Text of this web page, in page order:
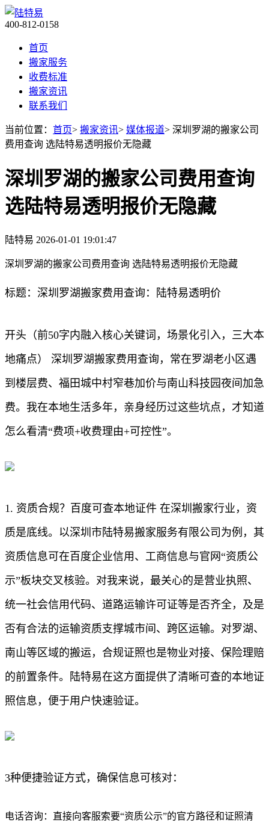
400-812-0158
首页
搬家服务
收费标准
搬家资讯
联系我们
当前位置： 首页> 搬家资讯> 媒体报道> 深圳罗湖的搬家公司
费用查询 选陆特易透明报价无隐藏
深圳罗湖的搬家公司费用查询
选陆特易透明报价无隐藏
陆特易 2026-01-01 19:01:47
深圳罗湖的搬家公司费用查询 选陆特易透明报价无隐藏
标题：深圳罗湖搬家费用查询：陆特易透明价
开头（前50字内融入核心关键词，场景化引入，三大本
地痛点） 深圳罗湖搬家费用查询，常在罗湖老小区遇
到楼层费、福田城中村窄巷加价与南山科技园夜间加急
费。我在本地生活多年，亲身经历过这些坑点，才知道
怎么看清“费项+收费理由+可控性”。
1. 资质合规？百度可查本地证件 在深圳搬家行业，资
质是底线。以深圳市陆特易搬家服务有限公司为例，其
资质信息可在百度企业信用、工商信息与官网“资质公
示”板块交叉核验。对我来说，最关心的是营业执照、
统一社会信用代码、道路运输许可证等是否齐全，及是
否有合法的运输资质支撑城市间、跨区运输。对罗湖、
南山等区域的搬运，合规证照也是物业对接、保险理赔
的前置条件。陆特易在这方面提供了清晰可查的本地证
照信息，便于用户快速验证。
3种便捷验证方式，确保信息可核对：
电话咨询：直接向客服索要“资质公示”的官方路径和证照清